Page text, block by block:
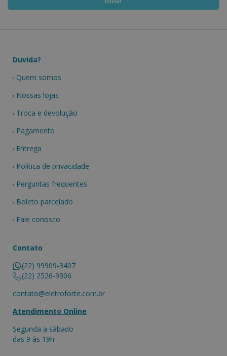
Duvida?
Quem somos
Nossas lojas
Troca e devolução
Pagamento
Entrega
Política de privacidade
Perguntas frequentes
Boleto parcelado
Fale conosco
Contato
(22) 99909-3407
(22) 2526-9306
contato@eletroforte.com.br
Atendimento Online
Segunda a sàbado
das 9 às 19h